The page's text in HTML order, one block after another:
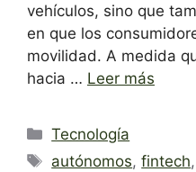
vehículos, sino que
en que los
movilidad. A medida
hacia … Leer más
Categorías
Tecnología
Etiquetas
autónomos,fintech